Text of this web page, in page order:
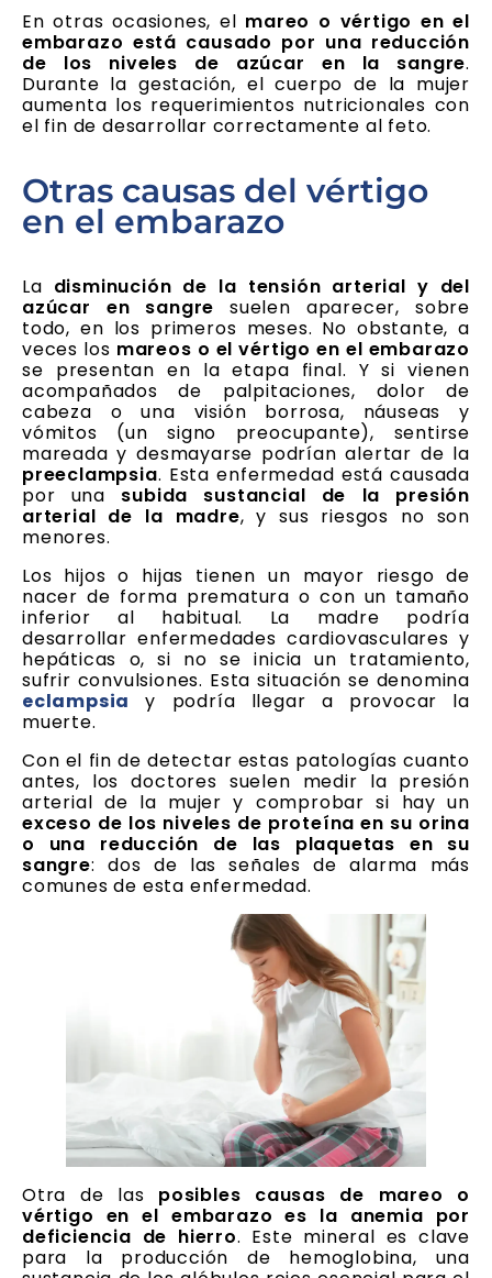
En otras ocasiones, el mareo o vértigo en el
embarazo está causado por una reducción
de los niveles de azúcar en la sangre.
Durante la gestación, el cuerpo de la mujer
aumenta los requerimientos nutricionales con
el fin de desarrollar correctamente al feto.
Otras causas del vértigo
en el embarazo
La disminución de la tensión arterial y del
azúcar en sangre suelen aparecer, sobre
todo, en los primeros meses. No obstante, a
veces los mareos o el vértigo en el embarazo
se presentan en la etapa final. Y si vienen
acompañados de palpitaciones, dolor de
cabeza o una visión borrosa, náuseas y
vómitos (un signo preocupante), sentirse
mareada y desmayarse podrían alertar de la
preeclampsia. Esta enfermedad está causada
por una subida sustancial de la presión
arterial de la madre, y sus riesgos no son
menores.
Los hijos o hijas tienen un mayor riesgo de
nacer de forma prematura o con un tamaño
inferior al habitual. La madre podría
desarrollar enfermedades cardiovasculares y
hepáticas o, si no se inicia un tratamiento,
sufrir convulsiones. Esta situación se denomina
eclampsia y podría llegar a provocar la
muerte.
Con el fin de detectar estas patologías cuanto
antes, los doctores suelen medir la presión
arterial de la mujer y comprobar si hay un
exceso de los niveles de proteína en su orina
o una reducción de las plaquetas en su
sangre: dos de las señales de alarma más
comunes de esta enfermedad.
Otra de las posibles causas de mareo o
vértigo en el embarazo es la anemia por
deficiencia de hierro. Este mineral es clave
para la producción de hemoglobina, una